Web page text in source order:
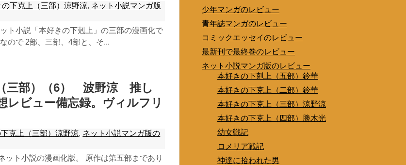
の下克上（三部）涼野涼, ネット小説マンガ版
ト小説「本好きの下剋上」の三部の漫画化で
ので 2部、三部、4部と、そ...
三部）（6） 波野涼 推し
レビュー備忘録。ヴィルフリ
克上（三部）涼野涼, ネット小説マンガ版の
ット小説の漫画化版。 原作は第五部まであり
少年マンガのレビュー
青年誌マンガのレビュー
コミックエッセイのレビュー
最新刊で最終巻のレビュー
ネット小説マンガ版のレビュー
本好きの下剋上（五部）鈴華
本好きの下克上（二部）鈴華
本好きの下克上（三部）涼野涼
本好きの下克上（四部）勝木光
幼女戦記
ロメリア戦記
神達に拾われた男